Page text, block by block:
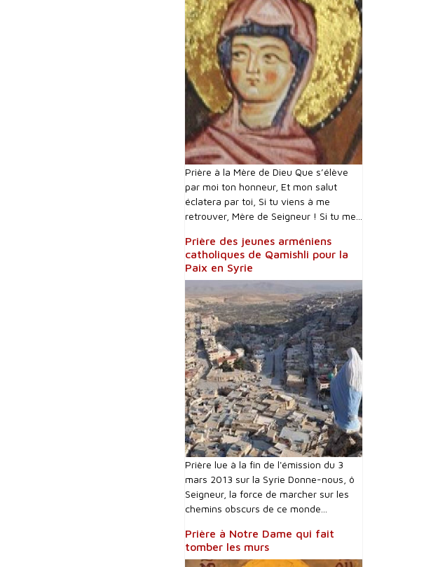
Prière à la Mère de Dieu Que s’élève
par moi ton honneur, Et mon salut
éclatera par toi, Si tu viens à me
retrouver, Mère de Seigneur ! Si tu me...
Prière des jeunes arméniens
catholiques de Qamishli pour la
Paix en Syrie
Prière lue à la fin de l'émission du 3
mars 2013 sur la Syrie Donne-nous, ô
Seigneur, la force de marcher sur les
chemins obscurs de ce monde...
Prière à Notre Dame qui fait
tomber les murs